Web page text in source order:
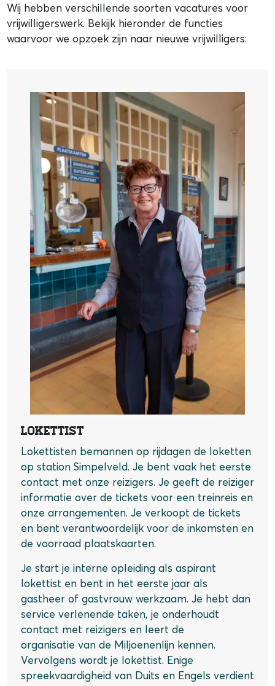
Wij hebben verschillende soorten vacatures voor
vrijwilligerswerk. Bekijk hieronder de functies
waarvoor we opzoek zijn naar nieuwe vrijwilligers:
Lokettist
Lokettisten bemannen op rijdagen de loketten
op station Simpelveld. Je bent vaak het eerste
contact met onze reizigers. Je geeft de reiziger
informatie over de tickets voor een treinreis en
onze arrangementen. Je verkoopt de tickets
en bent verantwoordelijk voor de inkomsten en
de voorraad plaatskaarten.
Je start je interne opleiding als aspirant
lokettist en bent in het eerste jaar als
gastheer of gastvrouw werkzaam. Je hebt dan
service verlenende taken, je onderhoudt
contact met reizigers en leert de
organisatie van de Miljoenenlijn kennen.
Vervolgens wordt je lokettist. Enige
spreekvaardigheid van Duits en Engels verdient